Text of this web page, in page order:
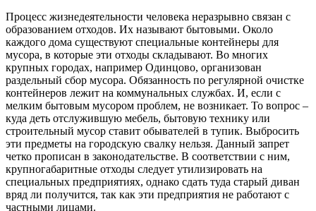
Процесс жизнедеятельности человека неразрывно связан с
образованием отходов. Их называют бытовыми. Около
каждого дома существуют специальные контейнеры для
мусора, в которые эти отходы складывают. Во многих
крупных городах, например Одинцово, организован
раздельный сбор мусора. Обязанность по регулярной очистке
контейнеров лежит на коммунальных службах. И, если с
мелким бытовым мусором проблем, не возникает. То вопрос –
куда деть отслужившую мебель, бытовую технику или
строительный мусор ставит обывателей в тупик. Выбросить
эти предметы на городскую свалку нельзя. Данный запрет
четко прописан в законодательстве. В соответствии с ним,
крупногабаритные отходы следует утилизировать на
специальных предприятиях, однако сдать туда старый диван
вряд ли получится, так как эти предприятия не работают с
частными лицами.